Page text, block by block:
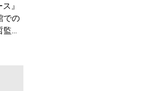
』
での
督